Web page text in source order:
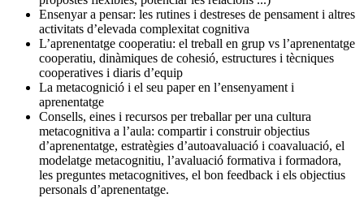
Ensenyar a pensar: les rutines i destreses de pensament i altres
activitats d’elevada complexitat cognitiva
L’aprenentatge cooperatiu: el treball en grup vs l’aprenentatge
cooperatiu, dinàmiques de cohesió, estructures i tècniques
cooperatives i diaris d’equip
La metacognició i el seu paper en l’ensenyament i
aprenentatge
Consells, eines i recursos per treballar per una cultura
metacognitiva a l’aula: compartir i construir objectius
d’aprenentatge, estratègies d’autoavaluació i coavaluació, el
modelatge metacognitiu, l’avaluació formativa i formadora,
les preguntes metacognitives, el bon feedback i els objectius
personals d’aprenentatge.